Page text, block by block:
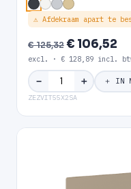
⚠ Afdekraam apart te
€ 125,32€ 106,52
excl. · € 128,89 incl.
− ＋ ＋ IN
ZEZVIT55X2SA